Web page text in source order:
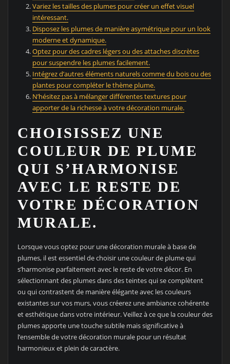
Variez les tailles des plumes pour créer un effet visuel
intéressant.
Disposez les plumes de manière asymétrique pour un look
moderne et dynamique.
Optez pour des cadres légers ou des attaches discrètes
pour suspendre les plumes facilement.
Intégrez d’autres éléments naturels comme du bois ou des
plantes pour compléter le thème plume.
N’hésitez pas à mélanger différentes textures pour
apporter de la richesse à votre décoration murale.
CHOISISSEZ UNE
COULEUR DE PLUME
QUI S’HARMONISE
AVEC LE RESTE DE
VOTRE DÉCORATION
MURALE.
Lorsque vous optez pour une décoration murale à base de
plumes, il est essentiel de choisir une couleur de plume qui
s’harmonise parfaitement avec le reste de votre décor. En
sélectionnant des plumes dans des teintes qui se complètent
ou qui contrastent de manière élégante avec les couleurs
existantes sur vos murs, vous créerez une ambiance cohérente
et esthétique dans votre intérieur. Veillez à ce que la couleur des
plumes apporte une touche subtile mais significative à
l’ensemble de votre décoration murale pour un résultat
harmonieux et plein de caractère.